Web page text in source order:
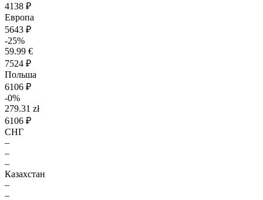
4138 ₽
Европа
5643 ₽
-25%
59.99 €
7524 ₽
Польша
6106 ₽
-0%
279.31 zł
6106 ₽
СНГ
–
–
–
Казахстан
–
–